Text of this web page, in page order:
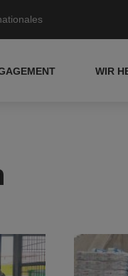
WIR